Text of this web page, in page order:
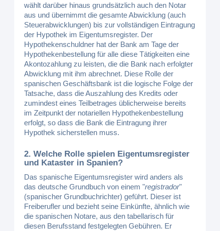
wählt darüber hinaus grundsätzlich auch den Notar
aus und übernimmt die gesamte Abwicklung (auch
Steuerabwicklungen) bis zur vollständigen Eintragung
der Hypothek im Eigentumsregister. Der
Hypothekenschuldner hat der Bank am Tage der
Hypothekenbestellung für alle diese Tätigkeiten eine
Akontozahlung zu leisten, die die Bank nach erfolgter
Abwicklung mit ihm abrechnet. Diese Rolle der
spanischen Geschäftsbank ist die logische Folge der
Tatsache, dass die Auszahlung des Kredits oder
zumindest eines Teilbetrages üblicherweise bereits
im Zeitpunkt der notariellen Hypothekenbestellung
erfolgt, so dass die Bank die Eintragung ihrer
Hypothek sicherstellen muss.
2. Welche Rolle spielen Eigentumsregister
und Kataster in Spanien?
Das spanische Eigentumsregister wird anders als
das deutsche Grundbuch von einem "registrador"
(spanischer Grundbuchrichter) geführt. Dieser ist
Freiberufler und bezieht seine Einkünfte, ähnlich wie
die spanischen Notare, aus den tabellarisch für
diesen Berufsstand festgelegten Gebühren. Er